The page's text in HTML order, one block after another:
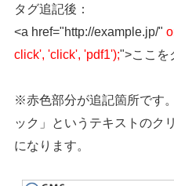
タグ追記後：
<a href="http://example.jp/"
click', 'click', 'pdf1');">ここを
※赤色部分が追記箇所です
ック」というテキストのク
になります。